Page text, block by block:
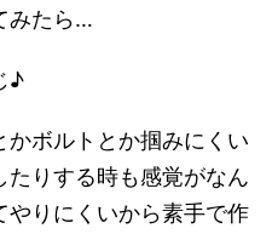
みたら…
♪
ボルトとか掴みにくい
たりする時も感覚がなん
りにくいから素手で作